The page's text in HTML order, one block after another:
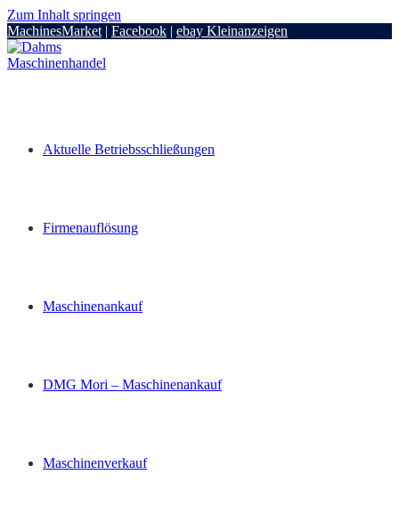
Zum Inhalt springen
MachinesMarket | Facebook | ebay Kleinanzeigen
Aktuelle Betriebsschließungen
Firmenauflösung
Maschinenankauf
DMG Mori – Maschinenankauf
Maschinenverkauf